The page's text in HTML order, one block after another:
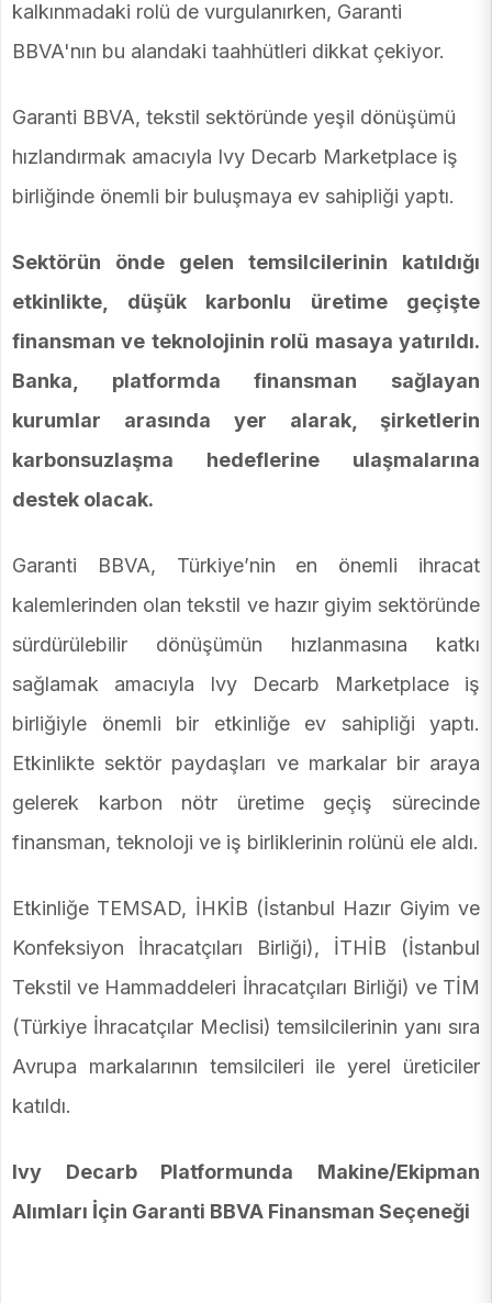
kalkınmadaki rolü de vurgulanırken, Garanti
BBVA'nın bu alandaki taahhütleri dikkat çekiyor.
Garanti BBVA, tekstil sektöründe yeşil dönüşümü
hızlandırmak amacıyla Ivy Decarb Marketplace iş
birliğinde önemli bir buluşmaya ev sahipliği yaptı.
Sektörün önde gelen temsilcilerinin katıldığı
etkinlikte, düşük karbonlu üretime geçişte
finansman ve teknolojinin rolü masaya yatırıldı.
Banka, platformda finansman sağlayan
kurumlar arasında yer alarak, şirketlerin
karbonsuzlaşma hedeflerine ulaşmalarına
destek olacak.
Garanti BBVA, Türkiye’nin en önemli ihracat
kalemlerinden olan tekstil ve hazır giyim sektöründe
sürdürülebilir dönüşümün hızlanmasına katkı
sağlamak amacıyla Ivy Decarb Marketplace iş
birliğiyle önemli bir etkinliğe ev sahipliği yaptı.
Etkinlikte sektör paydaşları ve markalar bir araya
gelerek karbon nötr üretime geçiş sürecinde
finansman, teknoloji ve iş birliklerinin rolünü ele aldı.
Etkinliğe TEMSAD, İHKİB (İstanbul Hazır Giyim ve
Konfeksiyon İhracatçıları Birliği), İTHİB (İstanbul
Tekstil ve Hammaddeleri İhracatçıları Birliği) ve TİM
(Türkiye İhracatçılar Meclisi) temsilcilerinin yanı sıra
Avrupa markalarının temsilcileri ile yerel üreticiler
katıldı.
Ivy Decarb Platformunda Makine/Ekipman
Alımları İçin Garanti BBVA Finansman Seçeneği